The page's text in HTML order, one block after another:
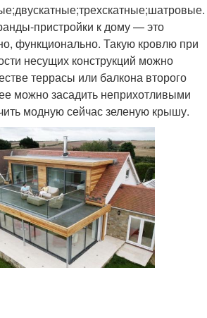
пристройки к дому — это
функционально. Такую кровлю при
несущих конструкций можно
террасы или балкона второго
можно засадить неприхотливыми
модную сейчас зеленую крышу.